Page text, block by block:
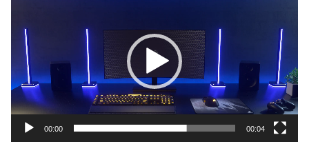
ヤ
ー
00:00 00:04